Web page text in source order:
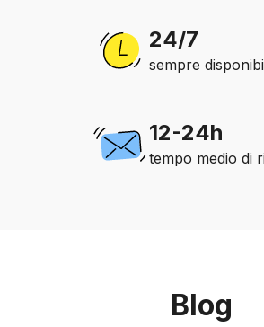
24/7
sempre
12-24h
tempo medio di
Blog